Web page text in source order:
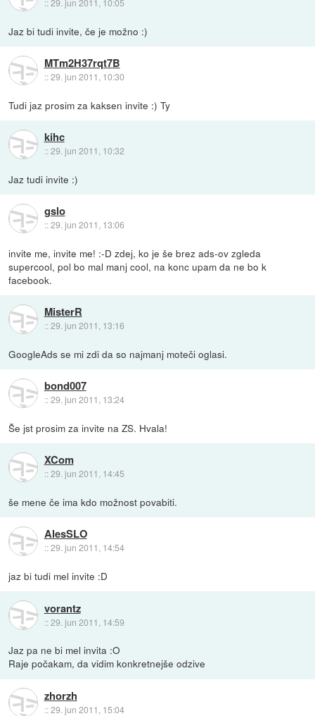
::29. jun 2011, 10:05
Jaz bi tudi invite, če je možno :)
MTm2H37rqt7B
::29. jun 2011, 10:30
Tudi jaz prosim za kaksen invite :) Ty
kihc
::29. jun 2011, 10:32
Jaz tudi invite :)
gslo
::29. jun 2011, 13:06
invite me, invite me! :-D zdej, ko je še brez ads-ov zgleda
supercool, pol bo mal manj cool, na konc upam da ne bo k
facebook.
MisterR
::29. jun 2011, 13:16
GoogleAds se mi zdi da so najmanj moteči oglasi.
bond007
::29. jun 2011, 13:24
Še jst prosim za invite na ZS. Hvala!
XCom
::29. jun 2011, 14:45
še mene če ima kdo možnost povabiti.
AlesSLO
::29. jun 2011, 14:54
jaz bi tudi mel invite :D
vorantz
::29. jun 2011, 14:59
Jaz pa ne bi mel invita :O
Raje počakam, da vidim konkretnejše odzive
zhorzh
::29. jun 2011, 15:04